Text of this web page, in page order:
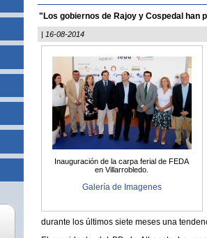
"Los gobiernos de Rajoy y Cospedal han
| 16-08-2014
Inauguración de la carpa ferial de FEDA
en Villarrobledo.
Galería de Imagenes
durante los últimos siete meses una